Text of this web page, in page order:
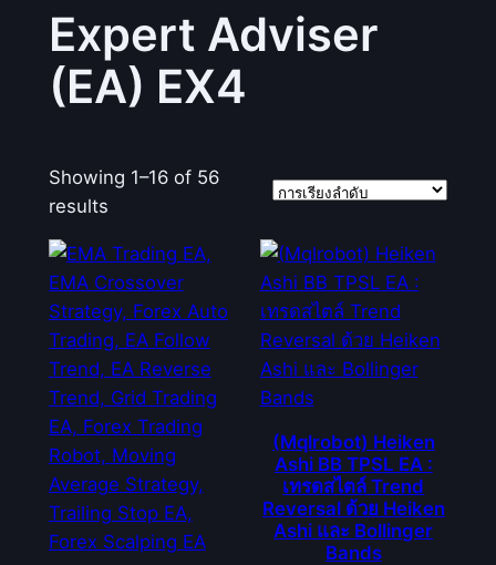
Expert Adviser
(EA) EX4
Showing 1–16 of 56
results
(Mqlrobot) Heiken
Ashi BB TPSL EA :
เทรดสไตล์ Trend
Reversal ด้วย Heiken
Ashi และ Bollinger
Bands